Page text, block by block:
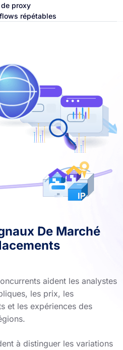
proxy
répétables
De Marché
aident les analystes
les prix, les
et les expériences des
à distinguer les variations